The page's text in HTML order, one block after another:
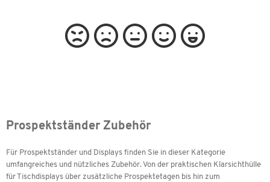
Prospektständer Zubehör
Für Prospektständer und Displays finden Sie in dieser Kategorie
umfangreiches und nützliches Zubehör. Von der praktischen Klarsichthülle
für Tischdisplays über zusätzliche Prospektetagen bis hin zum